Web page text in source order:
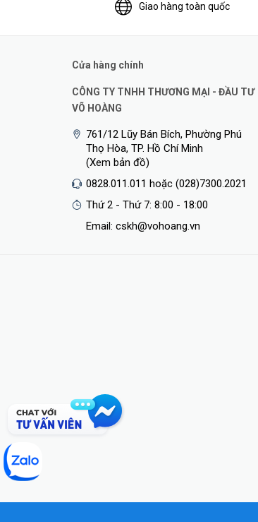
Giao hàng toàn quốc
Cửa hàng chính
CÔNG TY TNHH THƯƠNG MẠI - ĐẦU TƯ
VÕ HOÀNG
761/12 Lũy Bán Bích, Phường Phú
Thọ Hòa, TP. Hồ Chí Minh
(Xem bản đồ)
0828.011.011 hoặc (028)7300.2021
Thứ 2 - Thứ 7: 8:00 - 18:00
Email: cskh@vohoang.vn